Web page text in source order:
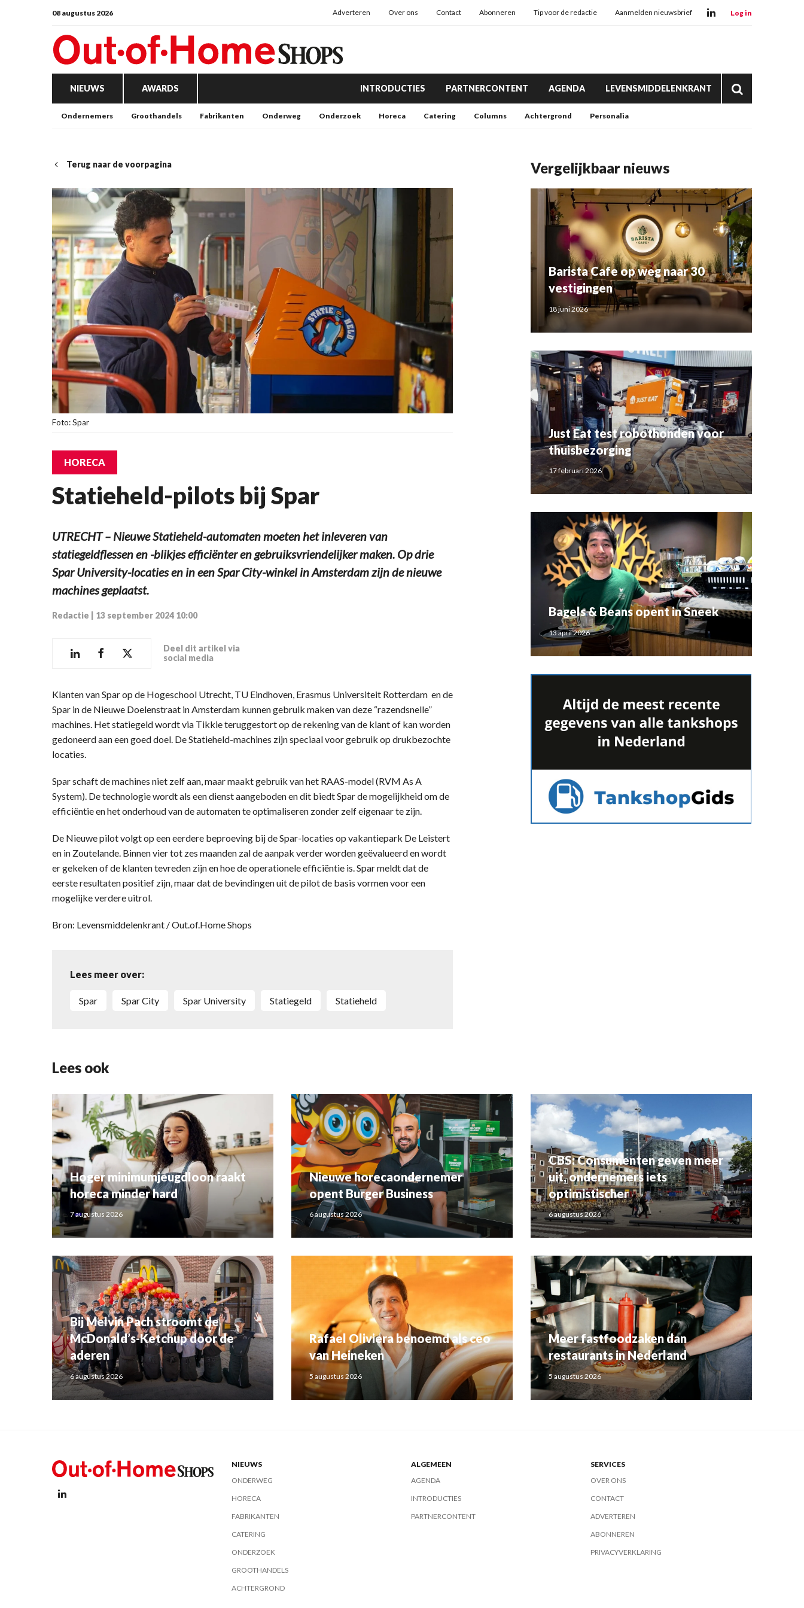
08 augustus 2026 Adverteren Over ons Contact Abonneren Tip voor de redactie Aanmelden nieuwsbrief Log in
NIEUWS AWARDS INTRODUCTIES PARTNERCONTENT AGENDA LEVENSMIDDELENKRANT
Ondernemers Groothandels Fabrikanten Onderweg Onderzoek Horeca Catering Columns Achtergrond Personalia
Terug naar de voorpagina
Foto: Spar
HORECA
Statieheld-pilots bij Spar
UTRECHT – Nieuwe Statieheld-automaten moeten het inleveren van
statiegeldflessen en -blikjes efficiënter en gebruiksvriendelijker maken. Op drie
Spar University-locaties en in een Spar City-winkel in Amsterdam zijn de nieuwe
machines geplaatst.
Redactie 13 september 2024 10:00
Deel dit artikel via
social media
Klanten van Spar op de Hogeschool Utrecht, TU Eindhoven, Erasmus Universiteit Rotterdam en de
Spar in de Nieuwe Doelenstraat in Amsterdam kunnen gebruik maken van deze “razendsnelle”
machines. Het statiegeld wordt via Tikkie teruggestort op de rekening van de klant of kan worden
gedoneerd aan een goed doel. De Statieheld-machines zijn speciaal voor gebruik op drukbezochte
locaties.
Spar schaft de machines niet zelf aan, maar maakt gebruik van het RAAS-model (RVM As A
System). De technologie wordt als een dienst aangeboden en dit biedt Spar de mogelijkheid om de
efficiëntie en het onderhoud van de automaten te optimaliseren zonder zelf eigenaar te zijn.
De Nieuwe pilot volgt op een eerdere beproeving bij de Spar-locaties op vakantiepark De Leistert
en in Zoutelande. Binnen vier tot zes maanden zal de aanpak verder worden geëvalueerd en wordt
er gekeken of de klanten tevreden zijn en hoe de operationele efficiëntie is. Spar meldt dat de
eerste resultaten positief zijn, maar dat de bevindingen uit de pilot de basis vormen voor een
mogelijke verdere uitrol.
Bron: Levensmiddelenkrant / Out.of.Home Shops
Lees meer over:
Spar Spar City Spar University statiegeld Statieheld
Vergelijkbaar nieuws
Barista Cafe op weg naar 30
vestigingen
18 juni 2026
Just Eat test robothonden voor
thuisbezorging
17 februari 2026
Bagels & Beans opent in Sneek
13 april 2026
Lees ook
Hoger minimumjeugdloon raakt
horeca minder hard
7 augustus 2026
Nieuwe horecaondernemer
opent Burger Business
6 augustus 2026
CBS: Consumenten geven meer
uit, ondernemers iets
optimistischer
6 augustus 2026
Bij Melvin Pach stroomt de
McDonald’s-Ketchup door de
aderen
6 augustus 2026
Rafael Oliviera benoemd als ceo
van Heineken
5 augustus 2026
Meer fastfoodzaken dan
restaurants in Nederland
5 augustus 2026
NIEUWS
ONDERWEG
HORECA
FABRIKANTEN
CATERING
ONDERZOEK
GROOTHANDELS
ACHTERGROND
ALGEMEEN
AGENDA
INTRODUCTIES
PARTNERCONTENT
SERVICES
OVER ONS
CONTACT
ADVERTEREN
ABONNEREN
PRIVACYVERKLARING